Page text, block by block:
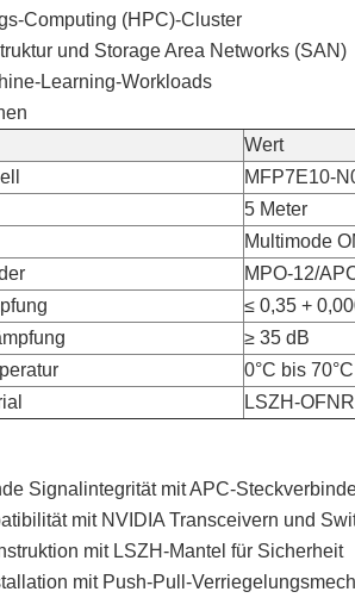
Computing (HPC)-Cluster
und Storage Area Networks (SAN)
Learning-Workloads
Wert
MFP7E10-
5 Meter
Multimode
MPO-12/
≤ 0,35 +
≥ 35 dB
0°C bis 70°C
LSZH-OFNR
Signalintegrität mit APC-
mit NVIDIA Transceivern und
mit LSZH-Mantel für Sicherheit
mit Push-Pull-